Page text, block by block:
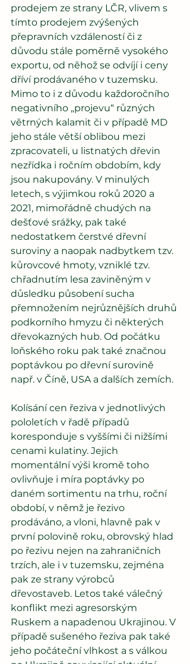
prodejem ze strany LČR, vlivem s
tímto prodejem zvýšených
přepravních vzdáleností či z
důvodu stále poměrně vysokého
exportu, od něhož se odvíjí i ceny
dříví prodávaného v tuzemsku.
Mimo to i z důvodu každoročního
negativního „projevu“ různých
větrných kalamit či v případě MD
jeho stále větší oblibou mezi
zpracovateli, u listnatých dřevin
nezřídka i ročním obdobím, kdy
jsou nakupovány. V minulých
letech, s výjimkou roků 2020 a
2021, mimořádně chudých na
dešťové srážky, pak také
nedostatkem čerstvé dřevní
suroviny a naopak nadbytkem tzv.
kůrovcové hmoty, vzniklé tzv.
chřadnutím lesa zaviněným v
důsledku působení sucha
přemnožením nejrůznějších druhů
podkorního hmyzu či některých
dřevokazných hub. Od počátku
loňského roku pak také značnou
poptávkou po dřevní surovině
např. v Číně, USA a dalších zemích.
Kolísání cen řeziva v jednotlivých
pololetích v řadě případů
koresponduje s vyššími či nižšími
cenami kulatiny. Jejich
momentální výši kromě toho
ovlivňuje i míra poptávky po
daném sortimentu na trhu, roční
období, v němž je řezivo
prodáváno, a vloni, hlavně pak v
první polovině roku, obrovský hlad
po řezivu nejen na zahraničních
trzích, ale i v tuzemsku, zejména
pak ze strany výrobců
dřevostaveb. Letos také válečný
konflikt mezi agresorským
Ruskem a napadenou Ukrajinou. V
případě sušeného řeziva pak také
jeho počáteční vlhkost a s válkou